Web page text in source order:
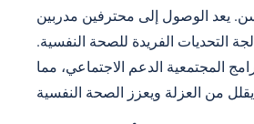
يعد الوصول إلى محترفين مدربين
التحديات الفريدة للصحة النفسية.
المجتمعية الدعم الاجتماعي، مما